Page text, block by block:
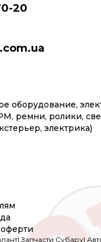
оборудование,
ремни, ролики,
электрика)
оферти
20
|Запчасти Субару|